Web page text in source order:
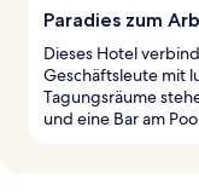
Paradies zum
Dieses Hotel
Geschäftsleute mit
Tagungsräume
und eine Bar am